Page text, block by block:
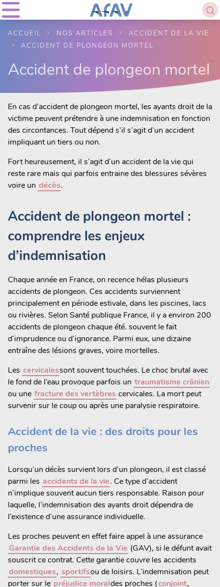
ACCUEIL NOS ARTICLES
ACCIDENT DE LA VIE
ACCIDENT DE PLONGEON MORTEL
Accident de plongeon mortel
En cas d’accident de plongeon mortel, les ayants droit de la
victime peuvent prétendre à une indemnisation en fonction
des circontances. Tout dépend s’il s’agit d’un accident
impliquant un tiers ou non.
Fort heureusement, il s’agit d’un accident de la vie qui
reste rare mais qui parfois entraine des blessures sévères
voire un décès.
Accident de plongeon mortel :
comprendre les enjeux
d’indemnisation
Chaque année en France, on recence hélas plusieurs
accidents de plongeon. Ces accidents surviennent
principalement en période estivale, dans les piscines, lacs
ou rivières. Selon Santé publique France, il y a environ 200
accidents de plongeon chaque été. souvent le fait
d’imprudence ou d’ignorance. Parmi eux, une dizaine
entraîne des lésions graves, voire mortelles.
Les cervicalessont souvent touchées. Le choc brutal avec
le fond de l’eau provoque parfois un traumatisme crânien
ou une fracture des vertèbres cervicales. La mort peut
survenir sur le coup ou après une paralysie respiratoire.
Accident de la vie : des droits pour les
proches
Lorsqu’un décès survient lors d’un plongeon, il est classé
parmi les accidents de la vie. Ce type d’accident
n’implique souvent aucun tiers responsable. Raison pour
laquelle, l’indemnisation des ayants droit dépendra de
l’existence d’une assurance individuelle.
Les proches peuvent en effet faire appel à une assurance
Garantie des Accidents de la Vie (GAV), si le défunt avait
souscrit ce contrat. Cette garantie couvre les accidents
domestiques, sportifsou de loisirs. L’indemnisation peut
porter sur le préjudice moraldes proches (conjoint,